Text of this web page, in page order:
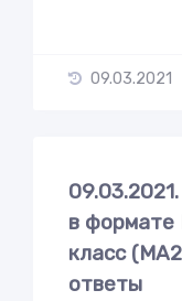
09.03.2021
в формате
класс
ответы